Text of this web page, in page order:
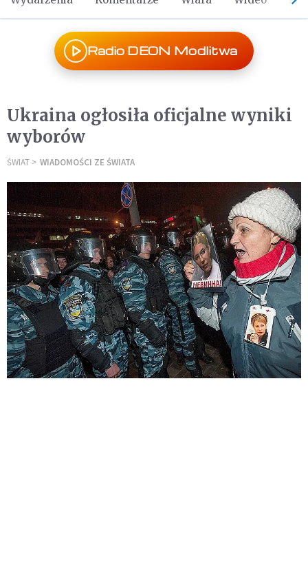
Radio DEON Modlitwa
Ukraina ogłosiła oficjalne wyniki
wyborów
ŚWIAT WIADOMOŚCI ZE ŚWIATA